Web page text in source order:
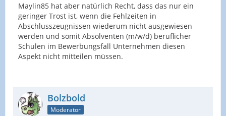
Maylin85 hat aber natürlich Recht, dass das nur ein
geringer Trost ist, wenn die Fehlzeiten in
Abschlusszeugnissen wiederum nicht ausgewiesen
werden und somit Absolventen (m/w/d) beruflicher
Schulen im Bewerbungsfall Unternehmen diesen
Aspekt nicht mitteilen müssen.
Bolzbold
Moderator